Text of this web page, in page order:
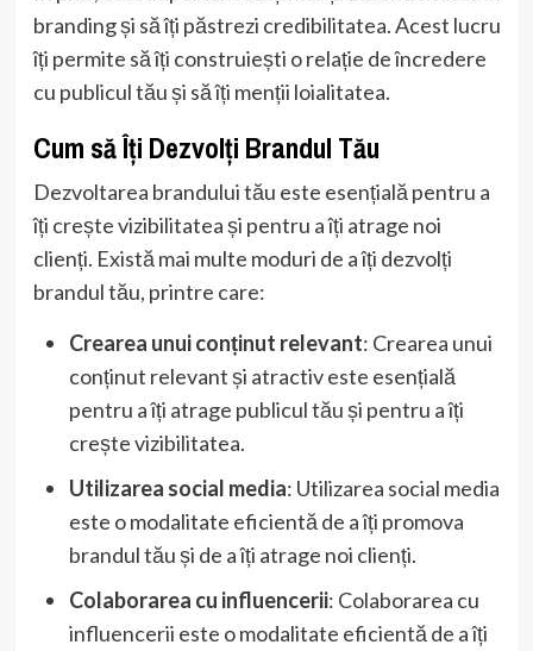
branding și să îți păstrezi credibilitatea. Acest lucru
îți permite să îți construiești o relație de încredere
cu publicul tău și să îți menții loialitatea.
Cum să Îți Dezvolți Brandul Tău
Dezvoltarea brandului tău este esențială pentru a
îți crește vizibilitatea și pentru a îți atrage noi
clienți. Există mai multe moduri de a îți dezvolți
brandul tău, printre care:
Crearea unui conținut relevant: Crearea unui
conținut relevant și atractiv este esențială
pentru a îți atrage publicul tău și pentru a îți
crește vizibilitatea.
Utilizarea social media: Utilizarea social media
este o modalitate eficientă de a îți promova
brandul tău și de a îți atrage noi clienți.
Colaborarea cu influencerii: Colaborarea cu
influencerii este o modalitate eficientă de a îți